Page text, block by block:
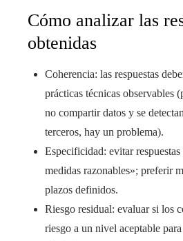
Cómo analizar las
obtenidas
Coherencia: las respuestas
prácticas técnicas observables
no compartir datos y se
terceros, hay un problema).
Especificidad: evitar
medidas razonables»; preferir
plazos definidos.
Riesgo residual: evaluar si los
riesgo a un nivel aceptable